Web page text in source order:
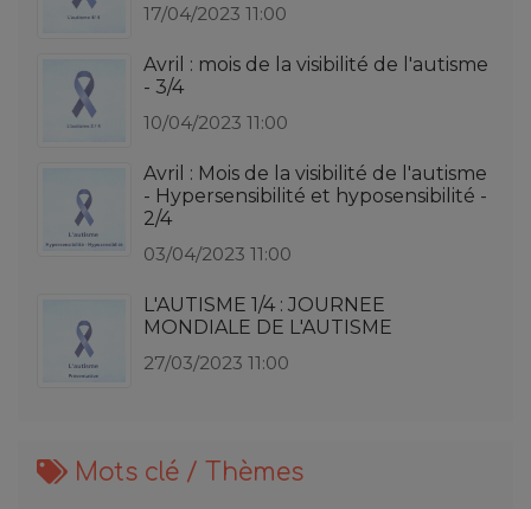
17/04/2023 11:00
Avril : mois de la visibilité de l'autisme
- 3/4
10/04/2023 11:00
Avril : Mois de la visibilité de l'autisme
- Hypersensibilité et hyposensibilité -
2/4
03/04/2023 11:00
L'AUTISME 1/4 : JOURNEE
MONDIALE DE L'AUTISME
27/03/2023 11:00
Mots clé / Thèmes